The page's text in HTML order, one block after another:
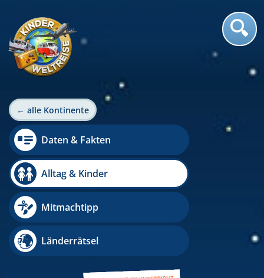
← alle Kontinente
Daten & Fakten
Alltag & Kinder
Mitmachtipp
Länderrätsel